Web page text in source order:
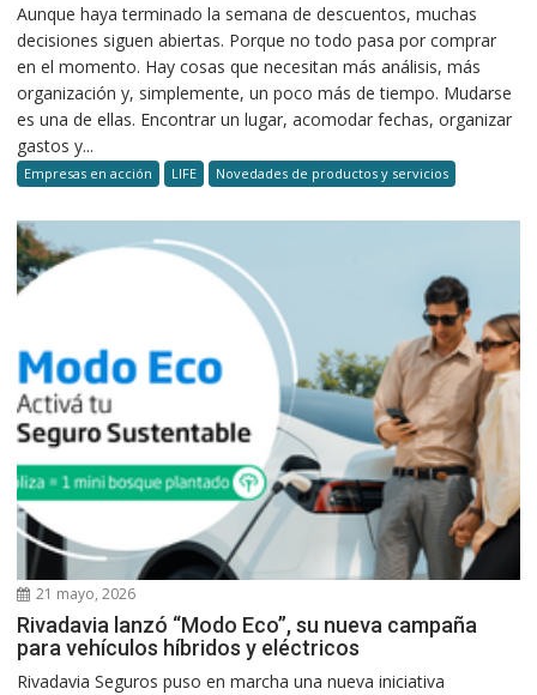
Aunque haya terminado la semana de descuentos, muchas
decisiones siguen abiertas. Porque no todo pasa por comprar
en el momento. Hay cosas que necesitan más análisis, más
organización y, simplemente, un poco más de tiempo. Mudarse
es una de ellas. Encontrar un lugar, acomodar fechas, organizar
gastos y...
Empresas en acción LIFE Novedades de productos y servicios
21 mayo, 2026
Rivadavia lanzó “Modo Eco”, su nueva campaña
para vehículos híbridos y eléctricos
Rivadavia Seguros puso en marcha una nueva iniciativa